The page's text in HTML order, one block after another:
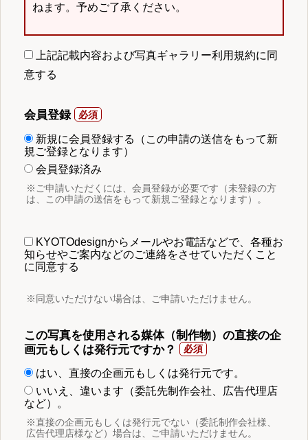
ねます。予めご了承ください。
上記記載内容および写真ギャラリー利用規約に同
意する
会員登録
新規に会員登録する（この申請の送信をもって新
規ご登録となります）
会員登録済み
※ご申請いただくには、会員登録が必要です（未登録の方
は、この申請の送信をもって新規ご登録となります）。
KYOTOdesignからメールやお電話などで、各種お
知らせやご案内などのご連絡をさせていただくこと
に同意する
※同意いただけない場合は、ご申請いただけません。
この写真を使用される媒体（制作物）の直接の企
画元もしくは発行元ですか？
はい、直接の企画元もしくは発行元です。
いいえ、違います（委託先制作会社、広告代理店
など）。
※直接の企画元もしくは発行元でない（委託制作会社様、
広告代理店様など）場合は、ご申請いただけません。